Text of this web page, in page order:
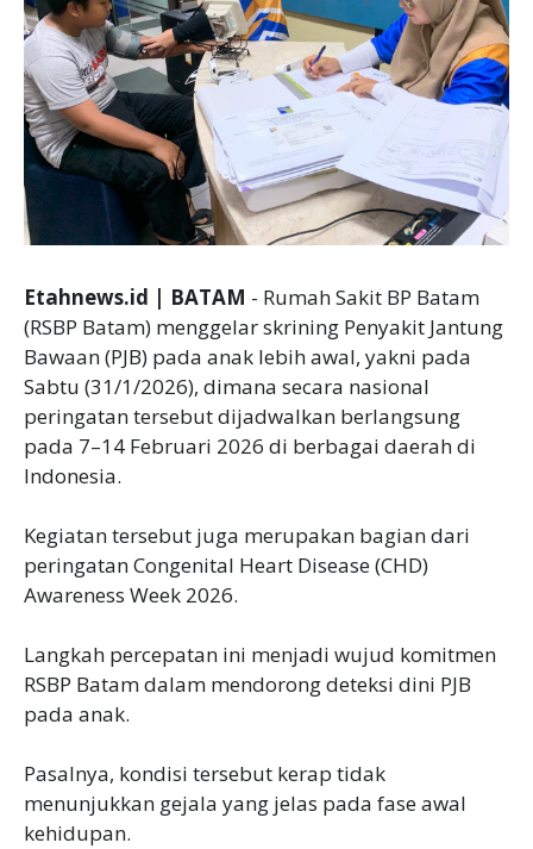
Etahnews.id | BATAM - Rumah Sakit BP Batam
(RSBP Batam) menggelar skrining Penyakit Jantung
Bawaan (PJB) pada anak lebih awal, yakni pada
Sabtu (31/1/2026), dimana secara nasional
peringatan tersebut dijadwalkan berlangsung
pada 7–14 Februari 2026 di berbagai daerah di
Indonesia.
Kegiatan tersebut juga merupakan bagian dari
peringatan Congenital Heart Disease (CHD)
Awareness Week 2026.
Langkah percepatan ini menjadi wujud komitmen
RSBP Batam dalam mendorong deteksi dini PJB
pada anak.
Pasalnya, kondisi tersebut kerap tidak
menunjukkan gejala yang jelas pada fase awal
kehidupan.